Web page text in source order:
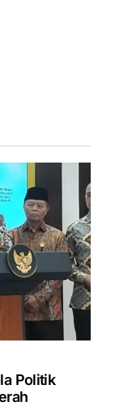
Politik